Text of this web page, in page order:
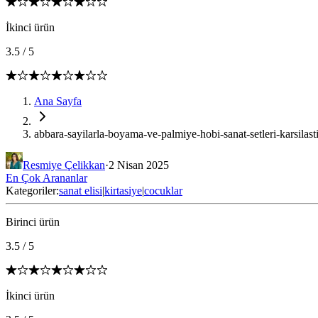
İkinci ürün
3.5 / 5
Ana Sayfa
abbara-sayilarla-boyama-ve-palmiye-hobi-sanat-setleri-
Resmiye Çelikkan·2 Nisan 2025
En Çok Arananlar
Kategoriler:sanat elisi|kirtasiye|cocuklar
Birinci ürün
3.5 / 5
İkinci ürün